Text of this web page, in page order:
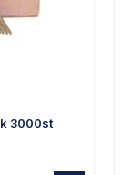
3000st